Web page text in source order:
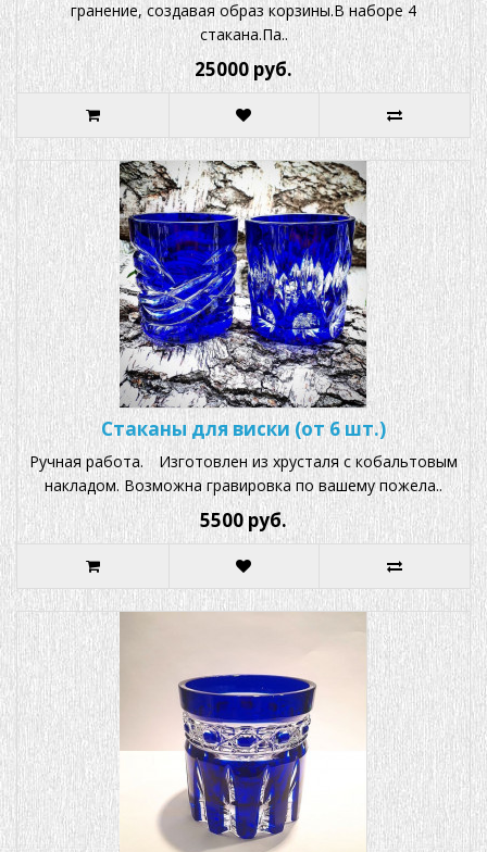
гранение, создавая образ корзины.В наборе 4
стакана.Па..
25000 руб.
Стаканы для виски (от 6 шт.)
Ручная работа. ⠀Изготовлен из хрусталя с кобальтовым
накладом. Возможна гравировка по вашему пожела..
5500 руб.